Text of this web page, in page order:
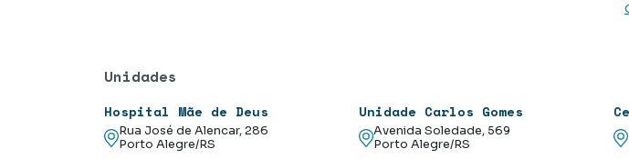
Unidades
Hospital Mãe de Deus
Rua José de Alencar, 286
Porto Alegre/RS
Unidade Carlos Gomes
Avenida Soledade, 569
Porto Alegre/RS